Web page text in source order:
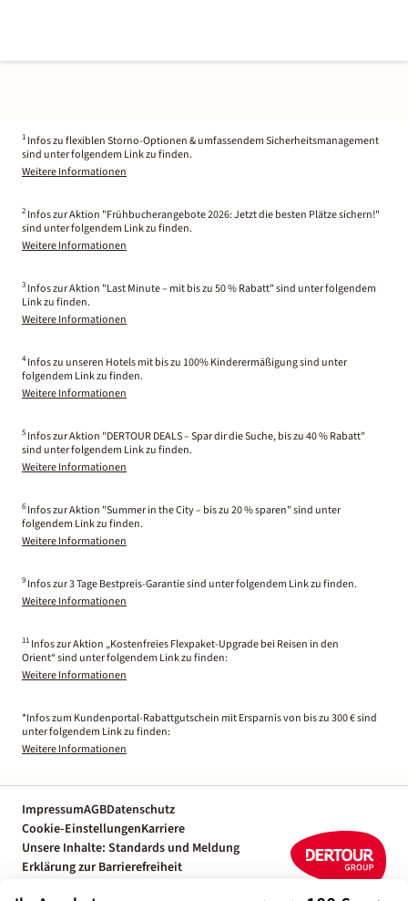
1 Infos zu flexiblen Storno-Optionen & umfassendem Sicherheitsmanagement
sind unter folgendem Link zu finden.
Weitere Informationen
2 Infos zur Aktion "Frühbucherangebote 2026: Jetzt die besten Plätze sichern!"
sind unter folgendem Link zu finden.
Weitere Informationen
3 Infos zur Aktion "Last Minute – mit bis zu 50 % Rabatt" sind unter folgendem
Link zu finden.
Weitere Informationen
4 Infos zu unseren Hotels mit bis zu 100% Kinderermäßigung sind unter
folgendem Link zu finden.
Weitere Informationen
5 Infos zur Aktion "DERTOUR DEALS – Spar dir die Suche, bis zu 40 % Rabatt"
sind unter folgendem Link zu finden.
Weitere Informationen
6 Infos zur Aktion "Summer in the City – bis zu 20 % sparen" sind unter
folgendem Link zu finden.
Weitere Informationen
9 Infos zur 3 Tage Bestpreis-Garantie sind unter folgendem Link zu finden.
Weitere Informationen
11 Infos zur Aktion „Kostenfreies Flexpaket-Upgrade bei Reisen in den
Orient“ sind unter folgendem Link zu finden:
Weitere Informationen
*Infos zum Kundenportal-Rabattgutschein mit Ersparnis von bis zu 300 € sind
unter folgendem Link zu finden:
Weitere Informationen
ImpressumAGBDatenschutz
Cookie-EinstellungenKarriere
Unsere Inhalte: Standards und Meldung
Erklärung zur Barrierefreiheit